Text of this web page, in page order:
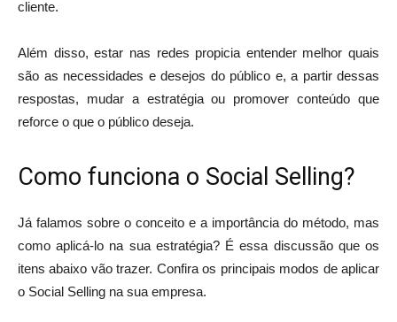
cliente.
Além disso, estar nas redes propicia entender melhor quais
são as necessidades e desejos do público e, a partir dessas
respostas, mudar a estratégia ou promover conteúdo que
reforce o que o público deseja.
Como funciona o Social Selling?
Já falamos sobre o conceito e a importância do método, mas
como aplicá-lo na sua estratégia? É essa discussão que os
itens abaixo vão trazer. Confira os principais modos de aplicar
o Social Selling na sua empresa.